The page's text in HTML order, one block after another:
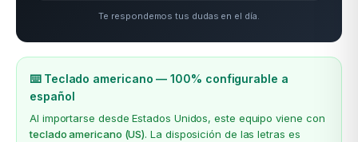
Te respondemos tus dudas en el día.
⌨️ Teclado americano — 100% configurable a
español
Al importarse desde Estados Unidos, este equipo viene con
teclado americano (US). La disposición de las letras es